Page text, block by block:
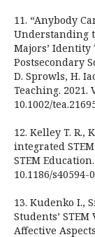
11. “Anybody
Understanding
Majors’
Postsecondary
D. Sprowls, H.
Teaching. 2021.
10.1002/
12. Kelley T. R.,
integrated
STEM
10.1186/s40594-
13. Kudenko I.,
Students’
Affective